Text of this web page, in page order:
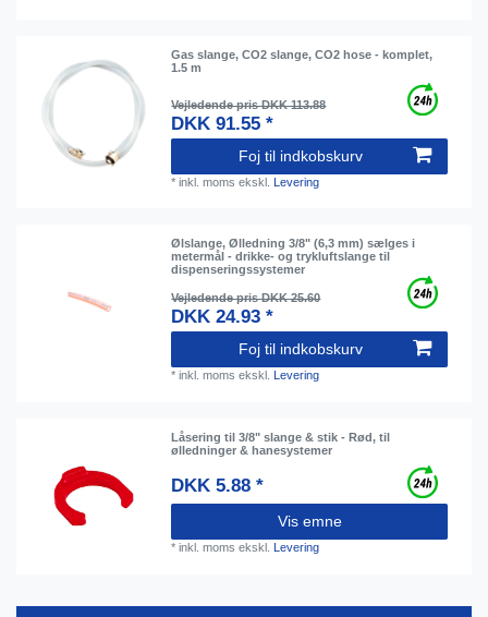
Gas slange, CO2 slange, CO2 hose - komplet,
1.5 m
Vejledende pris DKK 113.88
DKK 91.55 *
Foj til indkobskurv
*inkl. moms ekskl. Levering
Ølslange, Ølledning 3/8" (6,3 mm) sælges i
metermål - drikke- og trykluftslange til
dispenseringssystemer
Vejledende pris DKK 25.60
DKK 24.93 *
Foj til indkobskurv
*inkl. moms ekskl. Levering
Låsering til 3/8" slange & stik - Rød, til
ølledninger & hanesystemer
DKK 5.88 *
Vis emne
*inkl. moms ekskl. Levering